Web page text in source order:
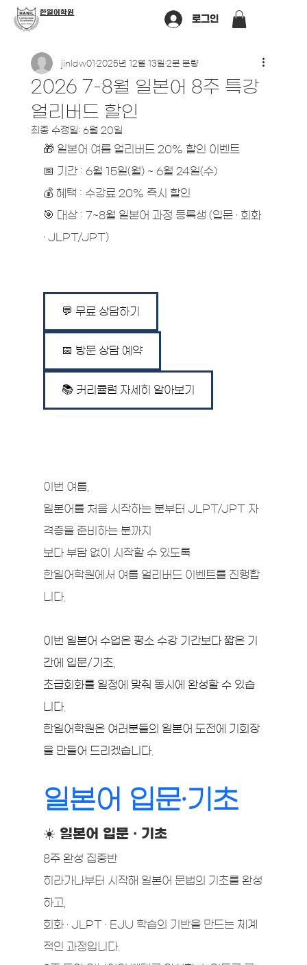
​한일어학원
로그인
2026 7-8월 일본어 8주 특강
얼리버드 할인
jinldw01 2025년 12월 13일 2분 분량
최종 수정일: 6월 20일
🎁 일본어 여름 얼리버드 20% 할인 이벤트
📅 기간 : 6월 15일(월) ~ 6월 24일(수)
💰 혜택 : 수강료 20% 즉시 할인
🎯 대상 : 7~8월 일본어 과정 등록생 (입문 · 회화
· JLPT/JPT)
💬 무료 상담하기
📅 방문 상담 예약
📚 커리큘럼 자세히 알아보기
이번 여름,
일본어를 처음 시작하는 분부터 JLPT/JPT 자
격증을 준비하는 분까지
보다 부담 없이 시작할 수 있도록
한일어학원에서 여름 얼리버드 이벤트를 진행합
니다.
이번 일본어 수업은 평소 수강 기간보다 짧은 기
간에 입문/기초,
초급회화를 일정에 맞춰 동시에 완성할 수 있습
니다.
한일어학원은 여러분들의 일본어 도전에 기회장
을 만들어 드리겠습니다.
일본어 입문·기초
☀️ 일본어 입문 · 기초
8주 완성 집중반
히라가나부터 시작해 일본어 문법의 기초를 완성
하고,
회화 · JLPT · EJU 학습의 기반을 만드는 체계
적인 과정입니다.